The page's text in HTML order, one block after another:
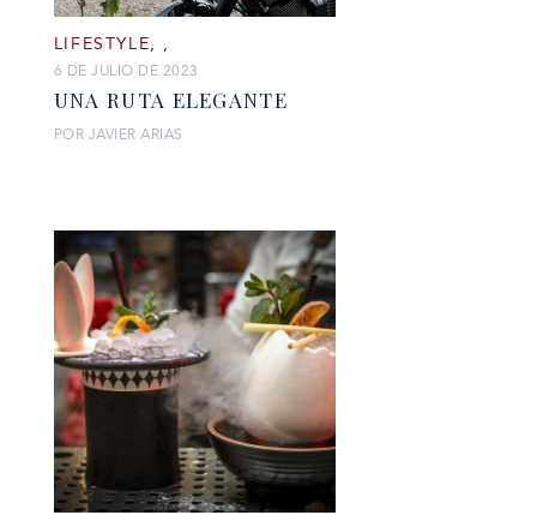
LIFESTYLE, ,
6 DE JULIO DE 2023
UNA RUTA ELEGANTE
POR JAVIER ARIAS